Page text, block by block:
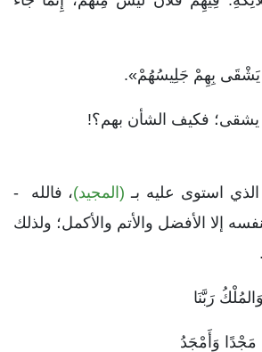
يَشْقَى بِهِمْ جَلِيسُهُمْ».
يشقى؛ فكيف الشأن بهم؟!
استوى عليه بـ (المجيد)، فالله -
إلا الأفضل والأتم والأكمل؛ ولذلك
رَبَّنَا
وَأَمْجَدُ